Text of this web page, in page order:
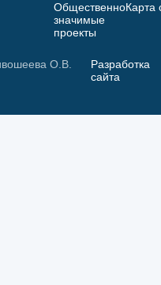
Общественно
значимые
проекты
Карта
О.В.
Разработка
сайта